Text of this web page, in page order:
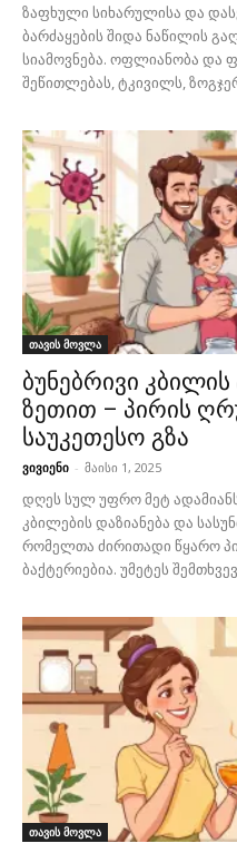
ზაფხული სიხარულისა და
ბარძაყების შიდა ნაწილის
სიამოვნება. ოფლიანობა და
შეწითლებას, ტკივილს,
თავის მოვლა
ბუნებრივი
ზეთით – პირის
საუკეთესო გზა
ვივიენი - მაისი 1, 2025
დღეს სულ უფრო მეტ ადამიანს
კბილების დაზიანება და
რომელთა ძირითადი წყარო
ბაქტერიებია. უმეტეს
თავის მოვლა